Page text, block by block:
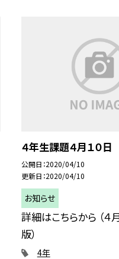
４年生課題４月１０日
公開日 2020/04/10
更新日 2020/04/10
お知らせ
詳細はこちらから （４
版）
4年